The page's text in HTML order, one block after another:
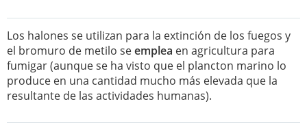
Los halones se utilizan para la extinción de los fuegos y
el bromuro de metilo seemplea en agricultura para
fumigar (aunque se ha visto que el plancton marino lo
produce en una cantidad mucho más elevada que la
resultante de las actividades humanas).